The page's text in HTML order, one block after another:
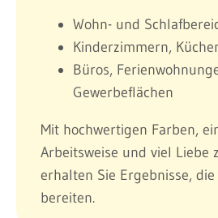
Wohn- und
Kinderzimmern,
Büros,
Gewerbeflächen
Mit hochwertigen Farben,
Arbeitsweise und viel Liebe
erhalten Sie Ergebnisse,
bereiten.